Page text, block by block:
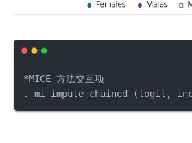
*MICE 方法交互项
. mi impute chained (logit,